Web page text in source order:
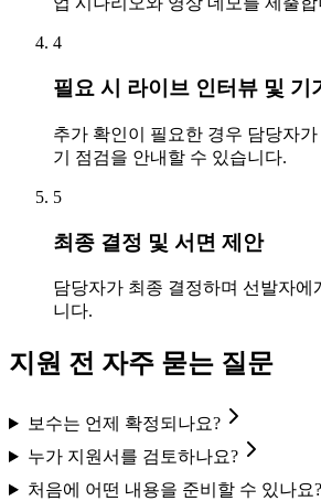
4
필요 시 라이브 인터뷰 및 기
추가 확인이 필요한 경우 담당자가
기 점검을 안내할 수 있습니다.
5
최종 결정 및 서면 제안
담당자가 최종 결정하며 선발자에
니다.
지원 전 자주 묻는 질문
보수는 언제 확정되나요?
누가 지원서를 검토하나요?
처음에 어떤 내용을 준비할 수 있나요?